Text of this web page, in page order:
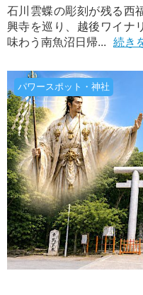
石川雲蝶の彫刻が残る西
興寺を巡り、越後ワイナ
味わう南魚沼日帰... 続き
パワースポット・神社